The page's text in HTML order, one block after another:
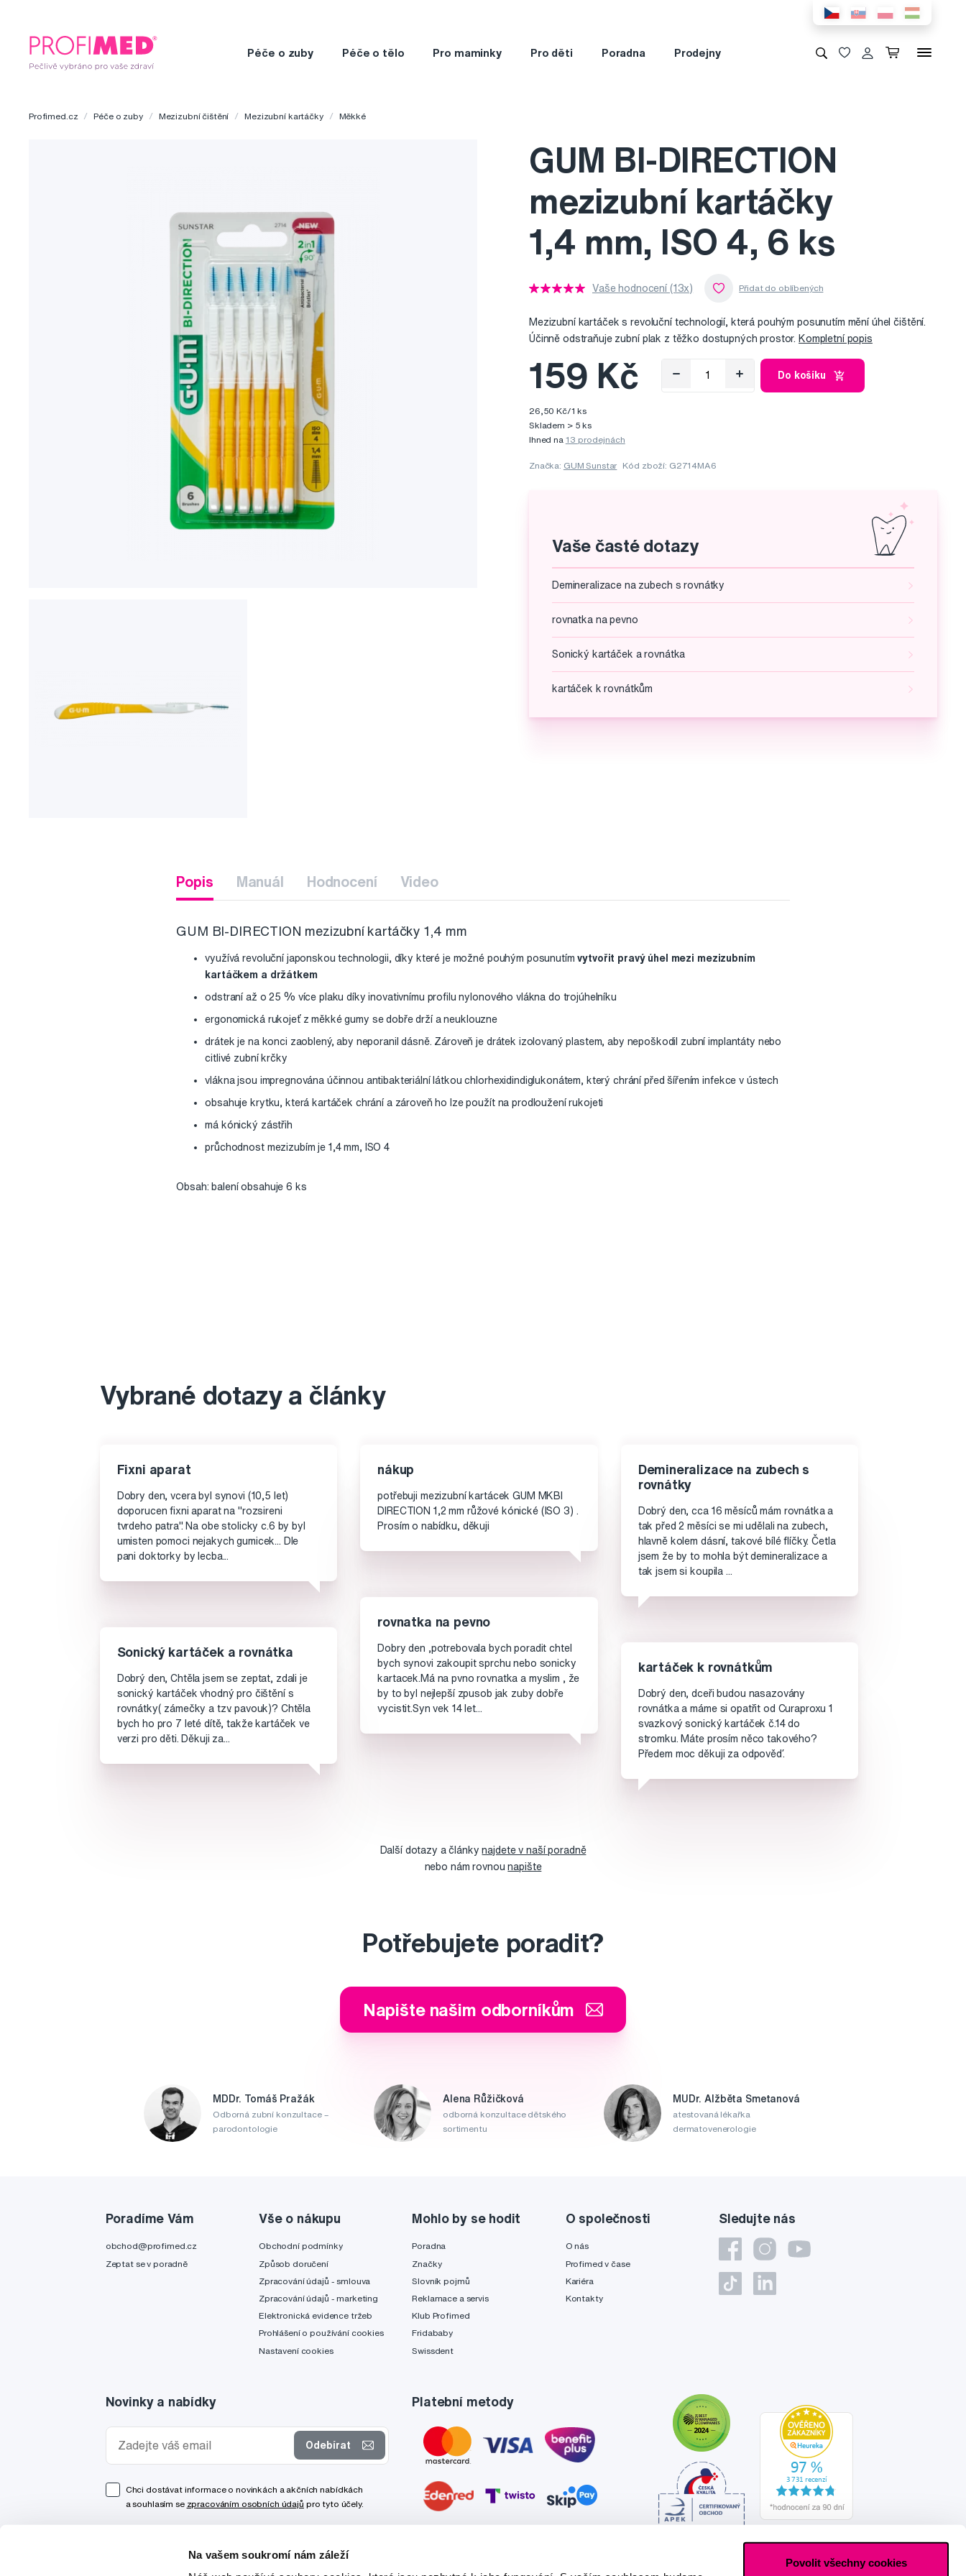
Na vašem soukromí nám záleží
Povolit všechny cookies
Péče o zuby Péče o tělo Pro maminky Pro děti Poradna Prodejny
Profimed.cz Péče o zuby Mezizubní čištění Mezizubní kartáčky Měkké
GUM BI-DIRECTION
mezizubní kartáčky
1,4 mm, ISO 4, 6 ks
Vaše hodnocení (13x)
Mezizubní kartáček s revoluční technologií, která pouhým posunutím mění úhel čištění.
Účinně odstraňuje zubní plak z těžko dostupných prostor. Kompletní popis
159 Kč Do košíku
26,50 Kč/1 ks
Skladem > 5 ks
Ihned na 13 prodejnách
Značka: GUM Sunstar Kód zboží: G2714MA6
Vaše časté dotazy
Demineralizace na zubech s rovnátky
rovnatka na pevno
Sonický kartáček a rovnátka
kartáček k rovnátkům
Popis Manuál Hodnocení Video
GUM BI-DIRECTION mezizubní kartáčky 1,4 mm
využívá revoluční japonskou technologii, díky které je možné pouhým posunutímvytvořit pravý úhel mezi mezizubním
kartáčkem a držátkem
odstraní až o 25 % více plaku díky inovativnímu profilu nylonového vlákna do trojúhelníku
ergonomická rukojeť z měkké gumy se dobře drží a neuklouzne
drátek je na konci zaoblený, aby neporanil dásně. Zároveň je drátek izolovaný plastem, aby nepoškodil zubní implantáty nebo
citlivé zubní krčky
vlákna jsou impregnována účinnou antibakteriální látkou chlorhexidindiglukonátem, který chrání před šířením infekce v ústech
obsahuje krytku, která kartáček chrání a zároveň ho lze použít na prodloužení rukojeti
má kónický zástřih
průchodnost mezizubím je 1,4 mm, ISO 4
Obsah: balení obsahuje 6 ks
Vybrané dotazy a články
Fixni aparat
Dobry den, vcera byl synovi (10,5 let)
doporucen fixni aparat na "rozsireni
tvrdeho patra". Na obe stolicky c.6 by byl
umisten pomoci nejakych gumicek... Dle
pani doktorky by lecba...
nákup
potřebuji mezizubní kartácek GUM MKBI
DIRECTION 1,2 mm růžové kónické (ISO 3) .
Prosím o nabídku, děkuji
Demineralizace na zubech s
rovnátky
Dobrý den, cca 16 měsíců mám rovnátka a
tak před 2 měsíci se mi udělali na zubech,
hlavně kolem dásní, takové bílé flíčky. Četla
jsem že by to mohla být demineralizace a
tak jsem si koupila ...
rovnatka na pevno
Dobry den ,potrebovala bych poradit chtel
bych synovi zakoupit sprchu nebo sonicky
kartacek.Má na pvno rovnatka a myslim , že
by to byl nejlepší zpusob jak zuby dobře
vycistit.Syn vek 14 let...
Sonický kartáček a rovnátka
Dobrý den, Chtěla jsem se zeptat, zdali je
sonický kartáček vhodný pro čištění s
rovnátky( zámečky a tzv. pavouk)? Chtěla
bych ho pro 7 leté dítě, takže kartáček ve
verzi pro děti. Děkuji za...
kartáček k rovnátkům
Dobrý den, dceři budou nasazovány
rovnátka a máme si opatřit od Curaproxu 1
svazkový sonický kartáček č.14 do
stromku. Máte prosím něco takového?
Předem moc děkuji za odpověď.
Další dotazy a článkynajdete v naší poradně
nebo nám rovnounapište
Potřebujete poradit?
Napište našim odborníkům
MDDr. Tomáš Pražák
Odborná zubní konzultace –
parodontologie
Alena Růžičková
odborná konzultace dětského
sortimentu
MUDr. Alžběta Smetanová
atestovaná lékařka
dermatovenerologie
Sledujte nás
Poradíme Vám
obchod@profimed.cz
Zeptat se v poradně
Vše o nákupu
Obchodní podmínky
Způsob doručení
Zpracování údajů - smlouva
Zpracování údajů - marketing
Elektronická evidence tržeb
Prohlášení o používání cookies
Nastavení cookies
Mohlo by se hodit
Poradna
Značky
Slovník pojmů
Reklamace a servis
Klub Profimed
Fridababy
Swissdent
O společnosti
O nás
Profimed v čase
Kariéra
Kontakty
Novinky a nabídky
Odebírat
Chci dostávat informace o novinkách a akčních nabídkách
a souhlasím se zpracováním osobních údajů pro tyto účely.
Platební metody